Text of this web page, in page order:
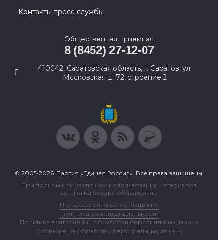
Контакты пресс-службы
Общественная приемная
8 (8452) 27-12-07
410042, Саратовская область, г. Саратов, ул.
Московская д. 72, строение 2
© 2005-2026, Партия «Единая Россия». Все права защищены.
При полном или частичном использовании материалов
ссылка на ресурс обязательна.
Пользовательское соглашение
Политика конфиденциальности
Политика в отношении обработки персональных данных
Согласие на обработку персональных данных